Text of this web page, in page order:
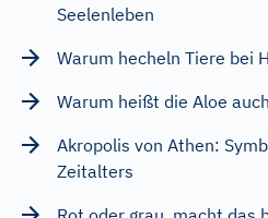
Seelenleben
Warum hecheln Tiere bei
Warum heißt die Aloe
Akropolis von Athen:
Zeitalters